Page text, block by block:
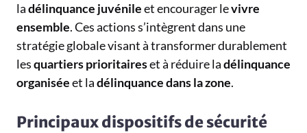
ladélinquance juvénileet encourager levivre
ensemble. Ces actions s’intègrent dans une
stratégie globale visant à transformer durablement
lesquartiers prioritaireset à réduire ladélinquance
organiséeet ladélinquance dans la zone.
Principaux dispositifs de sécurité